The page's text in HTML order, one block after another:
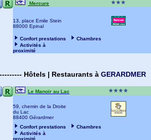
Mercure
13, place Emile Stein
88000 Epinal
Confort prestations
Activités à
proximité
Chambres
Hôtels | Restaurants à GERARDMER
Le Manoir au Lac
59, chemin de la Droite
du Lac
88400 Gérardmer
Confort prestations
Activités à
proximité
Chambres